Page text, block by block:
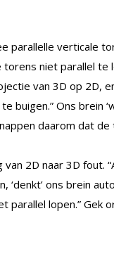
parallelle verticale
niet parallel te
van 3D op 2D,
buigen.” Ons brein
daarom dat de
2D naar 3D fout.
ons brein
lopen.” Gek